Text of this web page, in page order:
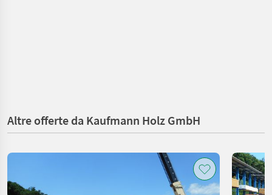
Altre offerte da Kaufmann Holz GmbH